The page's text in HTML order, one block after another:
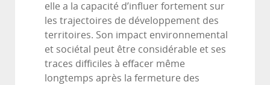
elle a la capacité d’influer fortement sur
les trajectoires de développement des
territoires. Son impact environnemental
et sociétal peut être considérable et ses
traces difficiles à effacer même
longtemps après la fermeture des